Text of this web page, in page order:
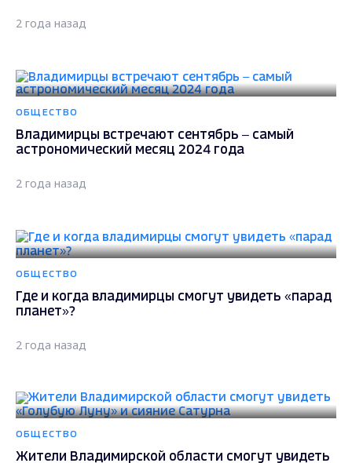
2 года назад
ОБЩЕСТВО
Владимирцы встречают сентябрь – самый
астрономический месяц 2024 года
2 года назад
ОБЩЕСТВО
Где и когда владимирцы смогут увидеть «парад
планет»?
2 года назад
ОБЩЕСТВО
Жители Владимирской области смогут увидеть